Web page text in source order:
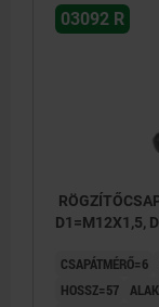
03092 R
D1=M12X1,5,
CSAPÁTMÉRŐ=6
HOSSZ=57